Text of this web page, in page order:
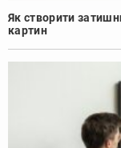
Як створити
картин